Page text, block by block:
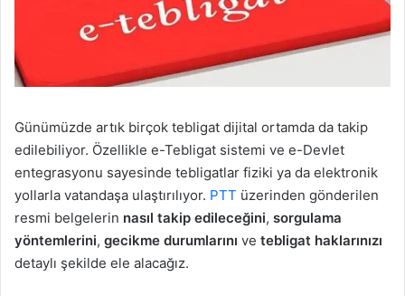
Günümüzde artık birçok tebligat dijital ortamda da takip
edilebiliyor. Özellikle e-Tebligat sistemi ve e-Devlet
entegrasyonu sayesinde tebligatlar fiziki ya da elektronik
yollarla vatandaşa ulaştırılıyor. PTT üzerinden gönderilen
resmi belgelerin nasıl takip edileceğini, sorgulama
yöntemlerini, gecikme durumlarını ve tebligat haklarınızı
detaylı şekilde ele alacağız.